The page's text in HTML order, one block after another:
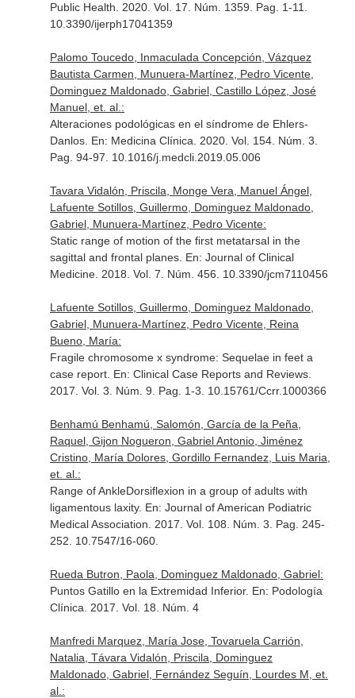
Public Health . 2020. Vol. 17. Núm. 1359. Pag. 1-11.
10.3390/ijerph17041359
Palomo Toucedo, Inmaculada Concepción, Vázquez
Bautista Carmen, Munuera-Martínez, Pedro Vicente,
Dominguez Maldonado, Gabriel, Castillo López, José
Manuel, et. al.:
Alteraciones podológicas en el síndrome de Ehlers-
Danlos. En: Medicina Clínica . 2020. Vol. 154. Núm. 3.
Pag. 94-97. 10.1016/j.medcli.2019.05.006
Tavara Vidalón, Priscila, Monge Vera, Manuel Ángel,
Lafuente Sotillos, Guillermo, Dominguez Maldonado,
Gabriel, Munuera-Martínez, Pedro Vicente:
Static range of motion of the first metatarsal in the
sagittal and frontal planes. En: Journal of Clinical
Medicine. 2018. Vol. 7. Núm. 456. 10.3390/jcm7110456
Lafuente Sotillos, Guillermo, Dominguez Maldonado,
Gabriel, Munuera-Martínez, Pedro Vicente, Reina
Bueno, María:
Fragile chromosome x syndrome: Sequelae in feet a
case report. En: Clinical Case Reports and Reviews.
2017. Vol. 3. Núm. 9. Pag. 1-3. 10.15761/Ccrr.1000366
Benhamú Benhamú, Salomón, García de la Peña,
Raquel, Gijon Nogueron, Gabriel Antonio, Jiménez
Cristino, María Dolores, Gordillo Fernandez, Luis Maria,
et. al.:
Range of AnkleDorsiflexion in a group of adults with
ligamentous laxity. En: Journal of American Podiatric
Medical Association . 2017. Vol. 108. Núm. 3. Pag. 245-
252. 10.7547/16-060.
Rueda Butron, Paola, Dominguez Maldonado, Gabriel:
Puntos Gatillo en la Extremidad Inferior. En: Podología
Clínica . 2017. Vol. 18. Núm. 4
Manfredi Marquez, María Jose, Tovaruela Carrión,
Natalia, Távara Vidalón, Priscila, Dominguez
Maldonado, Gabriel, Fernández Seguín, Lourdes M, et.
al.: